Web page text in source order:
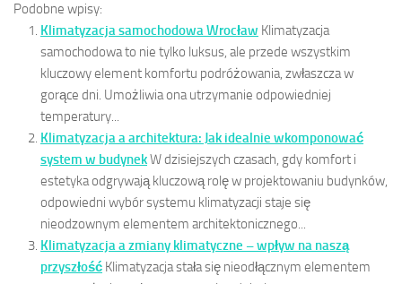
Podobne wpisy:
Klimatyzacja samochodowa Wrocław Klimatyzacja
samochodowa to nie tylko luksus, ale przede wszystkim
kluczowy element komfortu podróżowania, zwłaszcza w
gorące dni. Umożliwia ona utrzymanie odpowiedniej
temperatury...
Klimatyzacja a architektura: Jak idealnie wkomponować
system w budynekW dzisiejszych czasach, gdy komfort i
estetyka odgrywają kluczową rolę w projektowaniu budynków,
odpowiedni wybór systemu klimatyzacji staje się
nieodzownym elementem architektonicznego...
Klimatyzacja a zmiany klimatyczne – wpływ na naszą
przyszłość Klimatyzacja stała się nieodłącznym elementem